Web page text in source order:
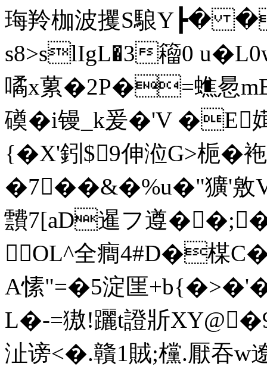
珻羚枷波攫S駺Y┣�
s8>slIgL�3籕0
噊x蔂�2P�=蟭惖
磸�i镘_k爰�'V �E
{�X'鈏$9伸涖G>梔
�7��&�%u�"獷'敫
靅7[aD暹フ遵��;
OL^全癎4#D�楳
A愫"=�5淀匩
L�-=獓!躧t證斨
沚谤<�.贛1賊;欓.厭吞w